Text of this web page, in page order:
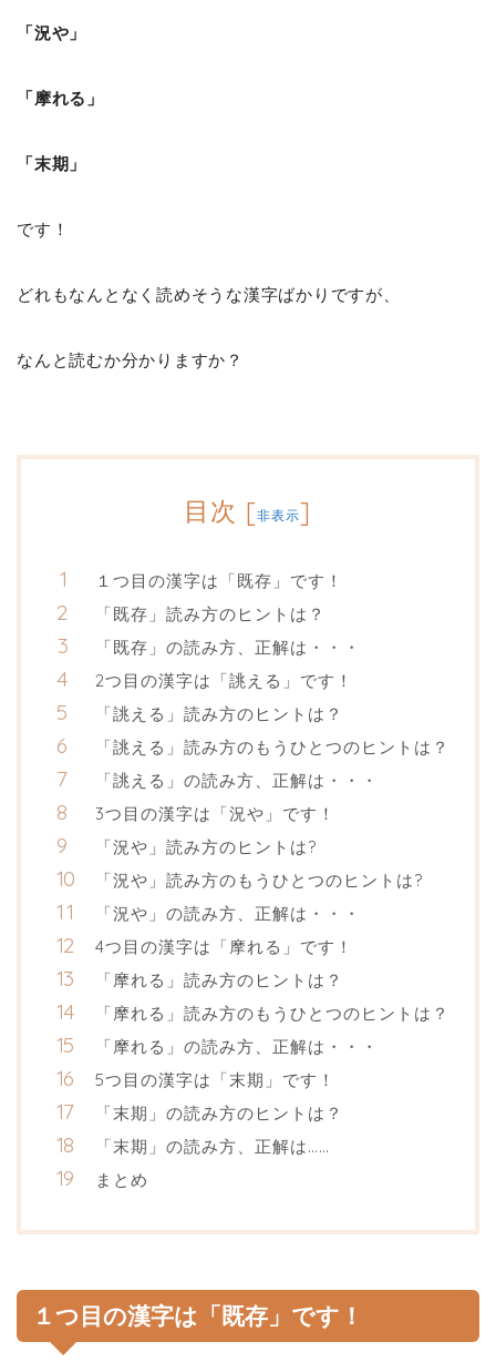
「況や」
「摩れる」
「末期」
です！
どれもなんとなく読めそうな漢字ばかりですが、
なんと読むか分かりますか？
目次 [非表示]
１つ目の漢字は「既存」です！
「既存」読み方のヒントは？
「既存」の読み方、正解は・・・
2つ目の漢字は「誂える」です！
「誂える」読み方のヒントは？
「誂える」読み方のもうひとつのヒントは？
「誂える」の読み方、正解は・・・
3つ目の漢字は「況や」です！
「況や」読み方のヒントは?
「況や」読み方のもうひとつのヒントは?
「況や」の読み方、正解は・・・
4つ目の漢字は「摩れる」です！
「摩れる」読み方のヒントは？
「摩れる」読み方のもうひとつのヒントは？
「摩れる」の読み方、正解は・・・
5つ目の漢字は「末期」です！
「末期」の読み方のヒントは？
「末期」の読み方、正解は……
まとめ
１つ目の漢字は「既存」です！